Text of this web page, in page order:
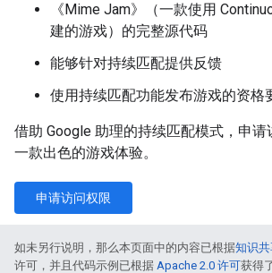
《Mime Jam》（一款使用
建的游戏）的完整源代码
能够针对持续匹配提供反馈
使用持续匹配功能发布游戏的资格
借助 Google 助理的持续匹配模式，申
一款出色的游戏体验。
申请访问权限
如未另行说明，那么本页面中的内容已根据知识
许可，并且代码示例已根据 Apache 2.0 许可获得